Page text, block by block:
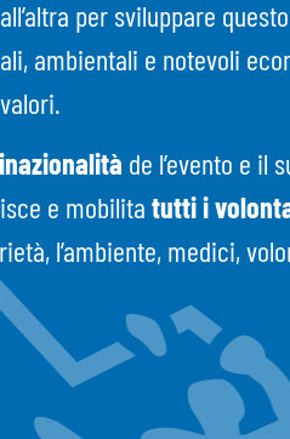
per sviluppare
ambientali e notevoli
de l’evento e il
e mobilita tutti i
l’ambiente, medici,